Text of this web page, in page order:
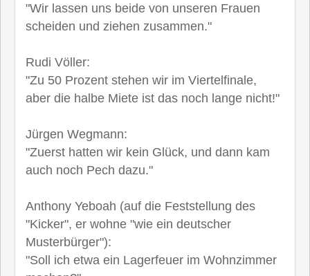
"Wir lassen uns beide von unseren Frauen
scheiden und ziehen zusammen."
Rudi Völler:
"Zu 50 Prozent stehen wir im Viertelfinale,
aber die halbe Miete ist das noch lange nicht!"
Jürgen Wegmann:
"Zuerst hatten wir kein Glück, und dann kam
auch noch Pech dazu."
Anthony Yeboah (auf die Feststellung des
"Kicker", er wohne "wie ein deutscher
Musterbürger"):
"Soll ich etwa ein Lagerfeuer im Wohnzimmer